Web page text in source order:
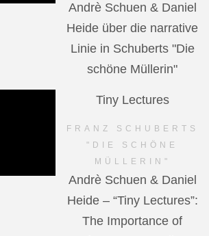
Andrè Schuen & Daniel
Heide über die narrative
Linie in Schuberts "Die
schöne Müllerin"
Tiny Lectures
FRANZ SCHUBERTS
"DIE SCHÖNE
MÜLLERIN"
Andrè Schuen & Daniel
Heide – “Tiny Lectures”:
The Importance of